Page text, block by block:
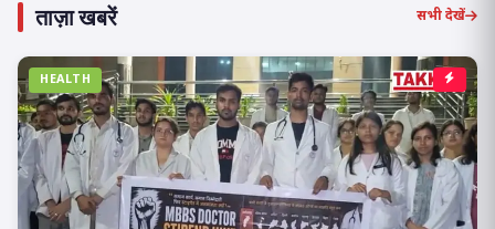
ताज़ा खबरें सभी देखें
HEALTH